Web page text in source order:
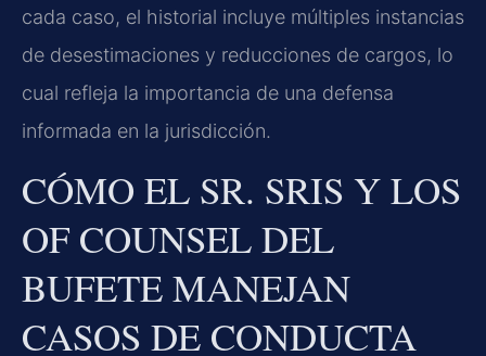
cada caso, el historial incluye múltiples instancias
de desestimaciones y reducciones de cargos, lo
cual refleja la importancia de una defensa
informada en la jurisdicción.
CÓMO EL SR. SRIS Y LOS
OF COUNSEL DEL
BUFETE MANEJAN
CASOS DE CONDUCTA